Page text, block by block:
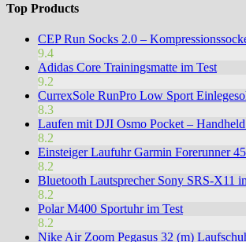
Top Products
CEP Run Socks 2.0 –
9.4
Adidas Core Trainingsmatte im Test
9.2
CurrexSole RunPro Low Sport
8.3
Laufen mit DJI Osmo Pocket –
8.2
Einsteiger Laufuhr Garmin Forerunner
8.2
Bluetooth Lautsprecher Sony SRS-X11
8.2
Polar M400 Sportuhr im Test
8.2
Nike Air Zoom Pegasus 32 (m)